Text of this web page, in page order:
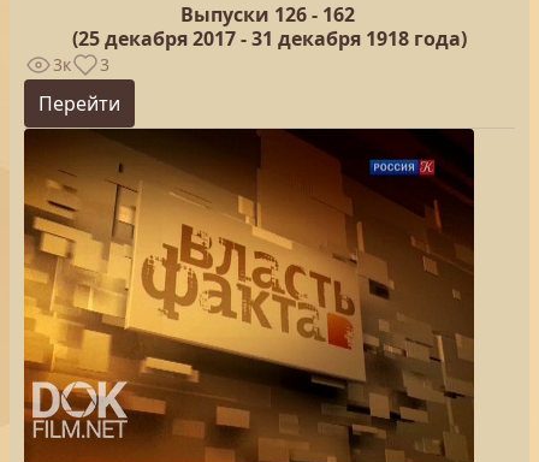
Выпуски 126 - 162
(25декабря 2017 - 31 декабря 1918 года)
3к 3
Перейти